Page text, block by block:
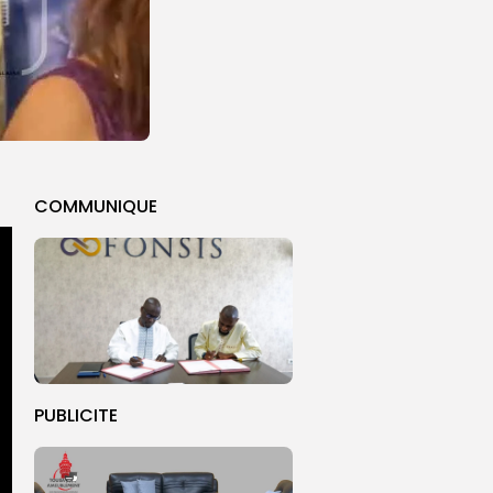
COMMUNIQUE
PUBLICITE